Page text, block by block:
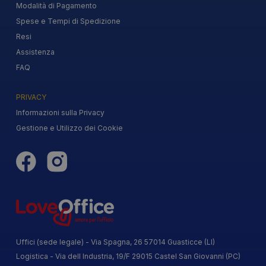
Modalità di Pagamento
Spese e Tempi di Spedizione
Resi
Assistenza
FAQ
PRIVACY
Informazioni sulla Privacy
Gestione e Utilizzo dei Cookie
Uffici (sede legale) - Via Spagna, 26 57014 Guasticce (LI)
Logistica - Via dell Industria, 19/F 29015 Castel San Giovanni (PC)